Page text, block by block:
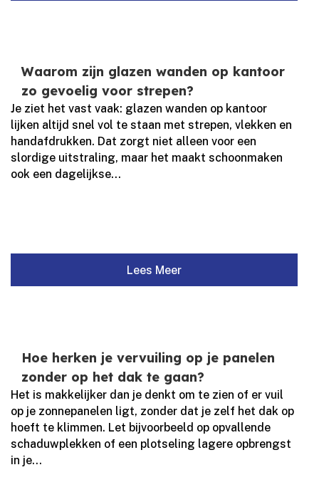
Waarom zijn glazen wanden op kantoor
zo gevoelig voor strepen?
​Je ziet het vast vaak: glazen wanden op kantoor
lijken altijd snel vol te staan met strepen, vlekken en
handafdrukken. Dat zorgt niet alleen voor een
slordige uitstraling, maar het maakt schoonmaken
ook een dagelijkse...
Lees Meer
Hoe herken je vervuiling op je panelen
zonder op het dak te gaan?
Het is makkelijker dan je denkt om te zien of er vuil
op je zonnepanelen ligt, zonder dat je zelf het dak op
hoeft te klimmen.​ Let bijvoorbeeld op opvallende
schaduwplekken of een plotseling lagere opbrengst
in je...